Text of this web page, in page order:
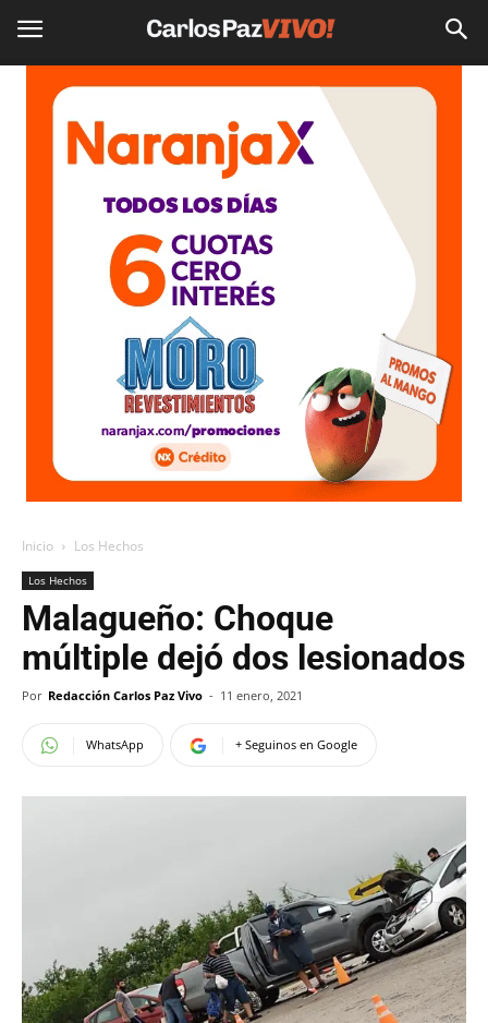
Inicio Los Hechos
Los Hechos
Malagueño: Choque
múltiple dejó dos lesionados
Por Redacción Carlos Paz Vivo - 11 enero, 2021
WhatsApp + Seguinos en Google